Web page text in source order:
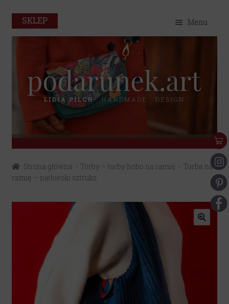
SKLEP Menu
Sklep
Eko
Moje konto
Koszty dostawy
do
nawigacji
do
treści
Strona główna Torby torby hobo na ramię
Torba na
ramię – niebieski sztruks